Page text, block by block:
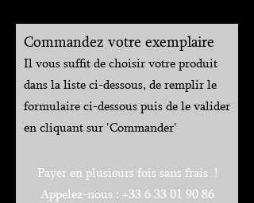
Commandez votre exemplaire
Il vous suffit de choisir votre produit
dans la liste ci-dessous, de remplir le
formulaire ci-dessous puis de le valider
en cliquant sur 'Commander'
Payer en plusieurs fois sans frais !
Appelez-nous : +33 6 33 01 90 86